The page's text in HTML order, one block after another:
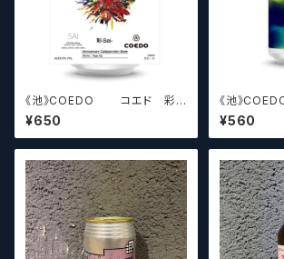
《池》COEDO コエド 彩-
SAI-【クラフトビールシザーズ】
¥650
《池》
碧-AO-【ク
ズ】
¥560